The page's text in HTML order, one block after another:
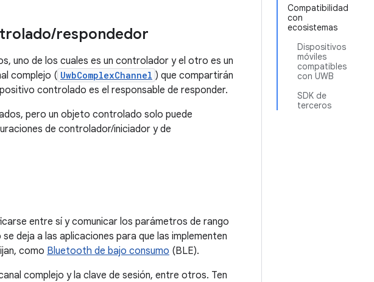
Compatibilidad
con
ecosistemas
Dispositivos
móviles
compatibles
con UWB
SDK de
terceros
/respondedor
uno de los cuales es un controlador y el otro es un
complejo ( UwbComplexChannel ) que compartirán
controlado es el responsable de responder.
pero un objeto controlado solo puede
de controlador/iniciador y de
entre sí y comunicar los parámetros de rango
deja a las aplicaciones para que las implementen
como Bluetooth de bajo consumo (BLE).
complejo y la clave de sesión, entre otros. Ten